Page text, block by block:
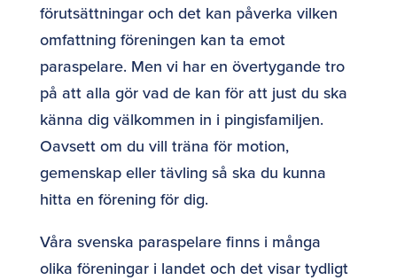
förutsättningar och det kan påverka vilken
omfattning föreningen kan ta emot
paraspelare. Men vi har en övertygande tro
på att alla gör vad de kan för att just du ska
känna dig välkommen in i pingisfamiljen.
Oavsett om du vill träna för motion,
gemenskap eller tävling så ska du kunna
hitta en förening för dig.
Våra svenska paraspelare finns i många
olika föreningar i landet och det visar tydligt